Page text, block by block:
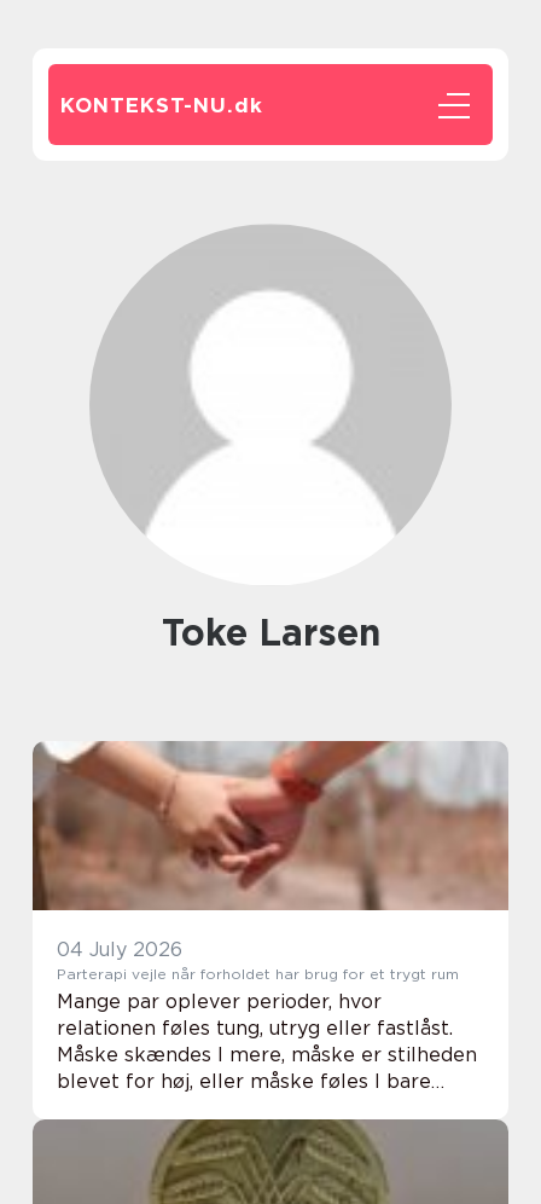
KONTEKST-NU.dk
Toke Larsen
04 July 2026
Parterapi vejle når forholdet har brug for et trygt rum
Mange par oplever perioder, hvor
relationen føles tung, utryg eller fastlåst.
Måske skændes I mere, måske er stilheden
blevet for høj, eller måske føles I bare
sådan en situation vælger flere og flere at